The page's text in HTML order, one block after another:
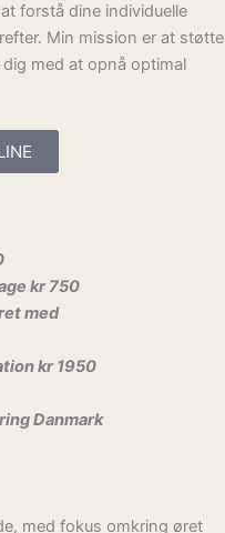
forstå dine individuelle
Min mission er at støtte
med at opnå optimal
kr 750
med
kr 1950
Danmark